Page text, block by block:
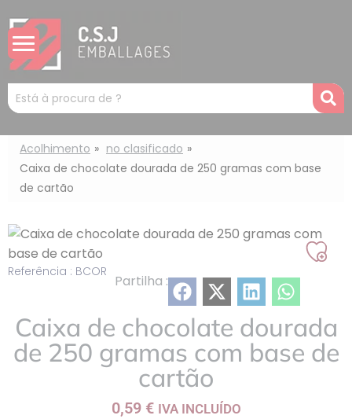
Mots
clés
:
Acolhimento
no clasificado
Caixa de chocolate dourada de 250 gramas com base
de cartão
lista
Referência : BCOR
Partilha :
Caixa de chocolate dourada
de 250 gramas com base de
cartão
0,59 € IVA INCLUÍDO